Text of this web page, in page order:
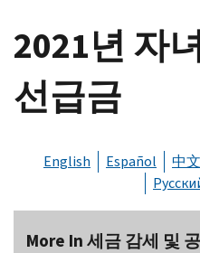
2021년 자
선급금
English Español 中
More In 세금 감세 및